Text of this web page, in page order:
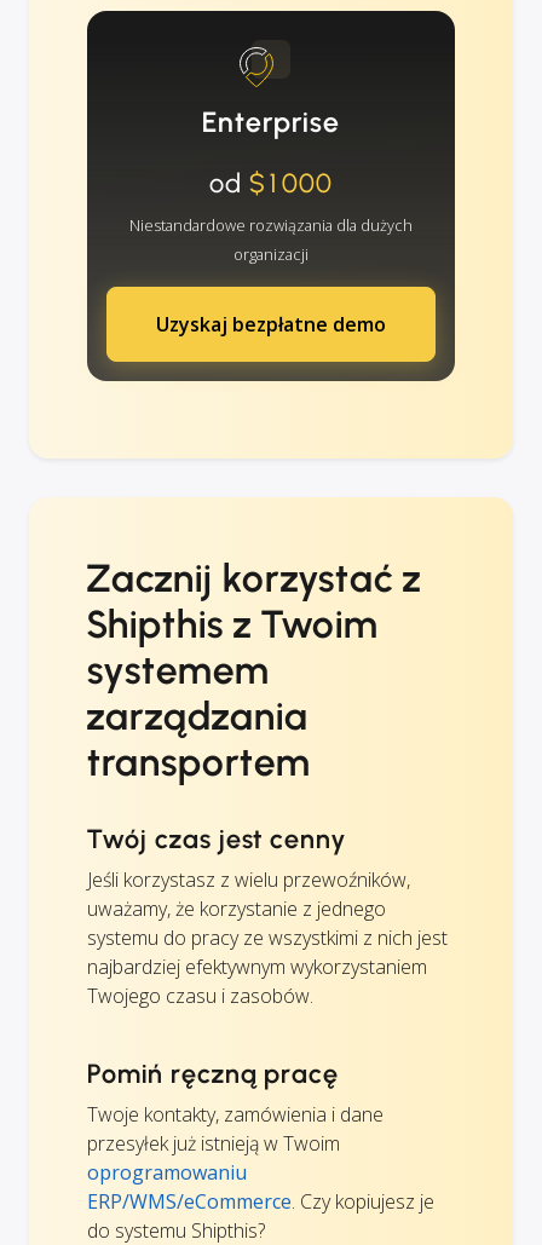
Enterprise
od $1000
Niestandardowe rozwiązania dla dużych
organizacji
Uzyskaj bezpłatne demo
Zacznij korzystać z
Shipthis z Twoim
systemem
zarządzania
transportem
Twój czas jest cenny
Jeśli korzystasz z wielu przewoźników,
uważamy, że korzystanie z jednego
systemu do pracy ze wszystkimi z nich jest
najbardziej efektywnym wykorzystaniem
Twojego czasu i zasobów.
Pomiń ręczną pracę
Twoje kontakty, zamówienia i dane
przesyłek już istnieją w Twoim
oprogramowaniu
ERP/WMS/eCommerce. Czy kopiujesz je
do systemu Shipthis?